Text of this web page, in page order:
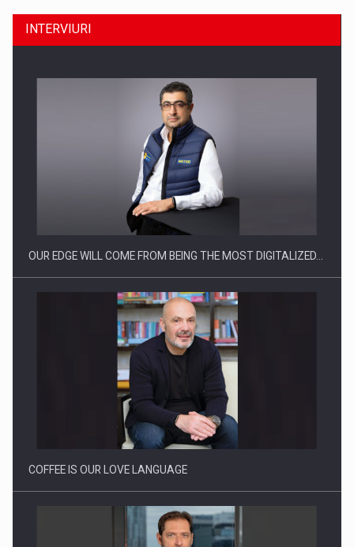
CEO Conference - Shaping The Future - Technology and…
Webinar - Business Evolution-RETHINK STRATEGY-Finantare
Investitii Digitalizare
INTERVIURI
OUR EDGE WILL COME FROM BEING THE MOST DIGITALIZED…
COFFEE IS OUR LOVE LANGUAGE